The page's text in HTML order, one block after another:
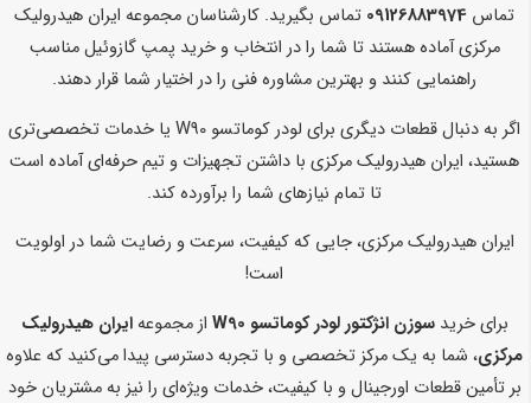
تماس 09126883974 تماس بگیرید. کارشناسان مجموعه ایران هیدرولیک
مرکزی آماده هستند تا شما را در انتخاب و خرید پمپ گازوئیل مناسب
راهنمایی کنند و بهترین مشاوره فنی را در اختیار شما قرار دهند.
اگر به دنبال قطعات دیگری برای لودر کوماتسو W90 یا خدمات تخصصی‌تری
هستید، ایران هیدرولیک مرکزی با داشتن تجهیزات و تیم حرفه‌ای آماده است
تا تمام نیازهای شما را برآورده کند.
ایران هیدرولیک مرکزی، جایی که کیفیت، سرعت و رضایت شما در اولویت
است!
برای خرید سوزن انژکتور لودر کوماتسو W90 از مجموعهایران هیدرولیک
مرکزی، شما به یک مرکز تخصصی و با تجربه دسترسی پیدا می‌کنید که علاوه
بر تأمین قطعات اورجینال و با کیفیت، خدمات ویژه‌ای را نیز به مشتریان خود